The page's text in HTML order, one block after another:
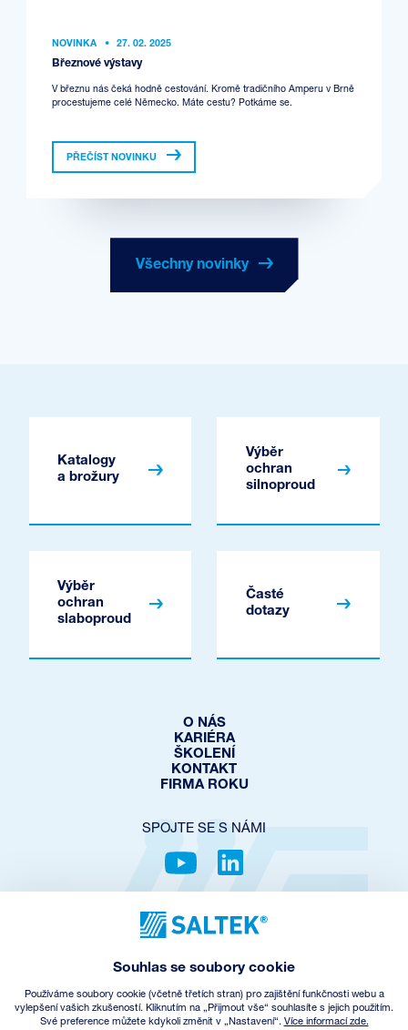
NOVINKA • 27. 02. 2025
Březnové výstavy
V březnu nás čeká hodně cestování. Kromě tradičního Amperu v Brně
procestujeme celé Německo. Máte cestu? Potkáme se.
PŘEČÍST NOVINKU
Všechny novinky
Katalogy
a brožury
Výběr
ochran
silnoproud
Výběr
ochran
slaboproud
Časté
dotazy
O NÁS
KARIÉRA
ŠKOLENÍ
KONTAKT
FIRMA ROKU
SPOJTE SE S NÁMI
OCHRANA SOUKROMÍ
COOKIES POLICY
OBCHODNÍ PODMÍNKY
Souhlas se soubory cookie
Používáme soubory cookie (včetně třetích stran) pro zajištění funkčnosti webu a
vylepšení vašich zkušeností. Kliknutím na „Přijmout vše“ souhlasíte s jejich použitím.
Své preference můžete kdykoli změnit v „Nastavení“. Více informací zde.